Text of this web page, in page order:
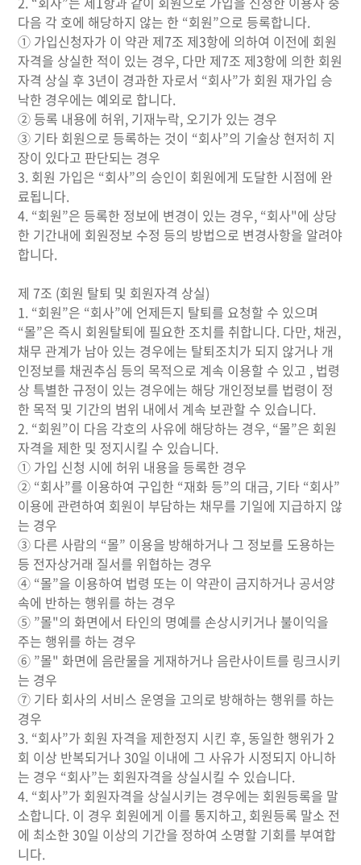
다음 각 호에 해당하지 않는 한 “회원”으로 등록합니다.
① 가입신청자가 이 약관 제7조 제3항에 의하여 이전에 회원
자격을 상실한 적이 있는 경우, 다만 제7조 제3항에 의한 회원
자격 상실 후 3년이 경과한 자로서 “회사”가 회원 재가입 승
낙한 경우에는 예외로 합니다.
② 등록 내용에 허위, 기재누락, 오기가 있는 경우
③ 기타 회원으로 등록하는 것이 “회사”의 기술상 현저히 지
장이 있다고 판단되는 경우
3. 회원 가입은 “회사”의 승인이 회원에게 도달한 시점에 완
료됩니다.
4. “회원”은 등록한 정보에 변경이 있는 경우, “회사"에 상당
한 기간내에 회원정보 수정 등의 방법으로 변경사항을 알려야
합니다.
제 7조 (회원 탈퇴 및 회원자격 상실)
1. “회원”은 “회사”에 언제든지 탈퇴를 요청할 수 있으며
“몰”은 즉시 회원탈퇴에 필요한 조치를 취합니다. 다만, 채권,
채무 관계가 남아 있는 경우에는 탈퇴조치가 되지 않거나 개
인정보를 채권추심 등의 목적으로 계속 이용할 수 있고 , 법령
상 특별한 규정이 있는 경우에는 해당 개인정보를 법령이 정
한 목적 및 기간의 범위 내에서 계속 보관할 수 있습니다.
2. “회원”이 다음 각호의 사유에 해당하는 경우, “몰”은 회원
자격을 제한 및 정지시킬 수 있습니다.
① 가입 신청 시에 허위 내용을 등록한 경우
② “회사”를 이용하여 구입한 “재화 등”의 대금, 기타 “회사”
이용에 관련하여 회원이 부담하는 채무를 기일에 지급하지 않
는 경우
③ 다른 사람의 “몰” 이용을 방해하거나 그 정보를 도용하는
등 전자상거래 질서를 위협하는 경우
④ “몰”을 이용하여 법령 또는 이 약관이 금지하거나 공서양
속에 반하는 행위를 하는 경우
⑤ ”몰"의 화면에서 타인의 명예를 손상시키거나 불이익을
주는 행위를 하는 경우
⑥ ”몰" 화면에 음란물을 게재하거나 음란사이트를 링크시키
는 경우
⑦ 기타 회사의 서비스 운영을 고의로 방해하는 행위를 하는
경우
3. “회사”가 회원 자격을 제한정지 시킨 후, 동일한 행위가 2
회 이상 반복되거나 30일 이내에 그 사유가 시정되지 아니하
는 경우 “회사”는 회원자격을 상실시킬 수 있습니다.
4. “회사”가 회원자격을 상실시키는 경우에는 회원등록을 말
소합니다. 이 경우 회원에게 이를 통지하고, 회원등록 말소 전
에 최소한 30일 이상의 기간을 정하여 소명할 기회를 부여합
니다.